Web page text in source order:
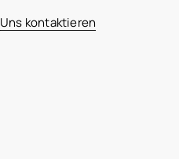
Uns kontaktieren